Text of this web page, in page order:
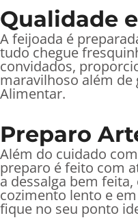
Qualidade
A feijoada é
tudo chegue
convidados,
maravilhoso além de
Alimentar.
Preparo
Além do cuidado
preparo é feito com
a dessalga bem
cozimento lento e
fique no seu ponto